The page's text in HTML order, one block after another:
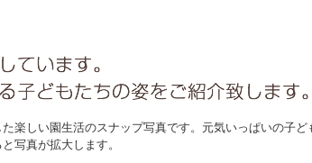
楽しい園生活のスナップ写真です。元気いっぱいの子
写真が拡大します。